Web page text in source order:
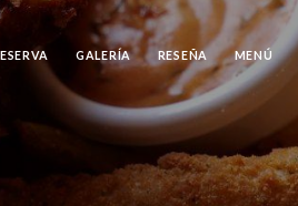
GALERÍA RESEÑA MENÚ